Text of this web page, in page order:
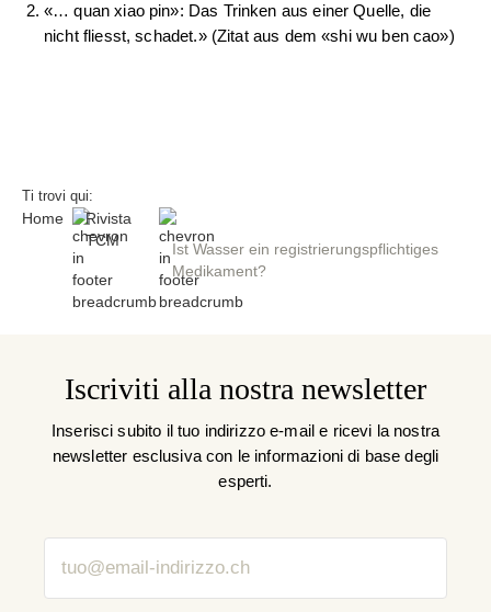
«… quan xiao pin»: Das Trinken aus einer Quelle, die
nicht fliesst, schadet.» (Zitat aus dem «shi wu ben cao»)
Ti trovi qui:
Home
Rivista
TCM
Ist Wasser ein registrierungspflichtiges
Medikament?
Iscriviti alla nostra newsletter
Inserisci subito il tuo indirizzo e-mail e ricevi la nostra
newsletter esclusiva con le informazioni di base degli
esperti.